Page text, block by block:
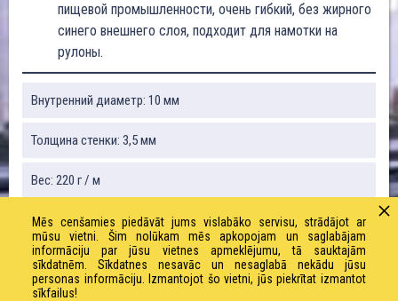
пищевой промышленности, очень гибкий, без жирного
синего внешнего слоя, подходит для намотки на
рулоны.
Внутренний диаметр: 10 мм
Толщина стенки: 3,5 мм
Вес: 220 г / м
Рабочее давление: 10,0 бар
ЗАКАЗАТЬ ТОВАР!
Mēs cenšamies piedāvāt jums vislabāko servisu, strādājot ar
mūsu vietni. Šim nolūkam mēs apkopojam un saglabājam
informāciju par jūsu vietnes apmeklējumu, tā sauktajām
sīkdatnēm. Sīkdatnes nesavāc un nesaglabā nekādu jūsu
personas informāciju. Izmantojot šo vietni, jūs piekrītat izmantot
sīkfailus!